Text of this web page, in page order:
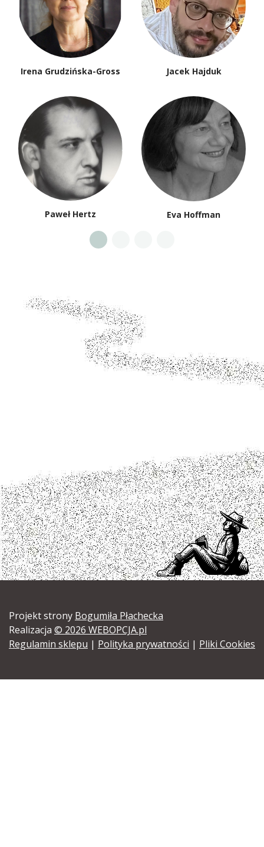
Irena Grudzińska-Gross Jacek Hajduk
Paweł Hertz Eva Hoffman
Projekt strony Bogumiła Płachecka
Realizacja © 2026 WEBOPCJA.pl
Regulamin sklepu | Polityka prywatności | Pliki Cookies